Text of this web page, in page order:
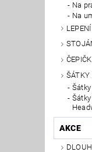
Na
Na
ŠÁTKY
AKCE